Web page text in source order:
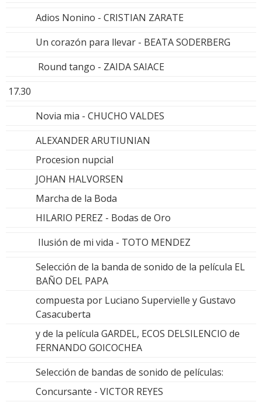
Adios Nonino - CRISTIAN ZARATE
Un corazón para llevar - BEATA SODERBERG
Round tango - ZAIDA SAIACE
17.30
Novia mia - CHUCHO VALDES
ALEXANDER ARUTIUNIAN
Procesion nupcial
JOHAN HALVORSEN
Marcha de la Boda
HILARIO PEREZ - Bodas de Oro
Ilusión de mi vida - TOTO MENDEZ
Selección de la banda de sonido de la película EL
BAÑO DEL PAPA
compuesta por Luciano Supervielle y Gustavo
Casacuberta
y de la película GARDEL, ECOS DELSILENCIO de
FERNANDO GOICOCHEA
Selección de bandas de sonido de películas:
Concursante - VICTOR REYES